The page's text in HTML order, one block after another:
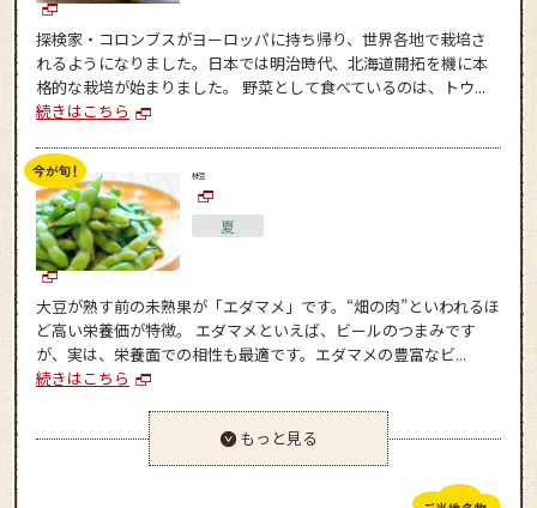
探検家・コロンブスがヨーロッパに持ち帰り、世界各地で栽培さ
れるようになりました。日本では明治時代、北海道開拓を機に本
格的な栽培が始まりました。 野菜として食べているのは、トウ...
続きはこちら
枝豆
夏
大豆が熟す前の未熟果が「エダマメ」です。“畑の肉”といわれるほ
ど高い栄養価が特徴。 エダマメといえば、ビールのつまみです
が、実は、栄養面での相性も最適です。エダマメの豊富なビ...
続きはこちら
もっと見る